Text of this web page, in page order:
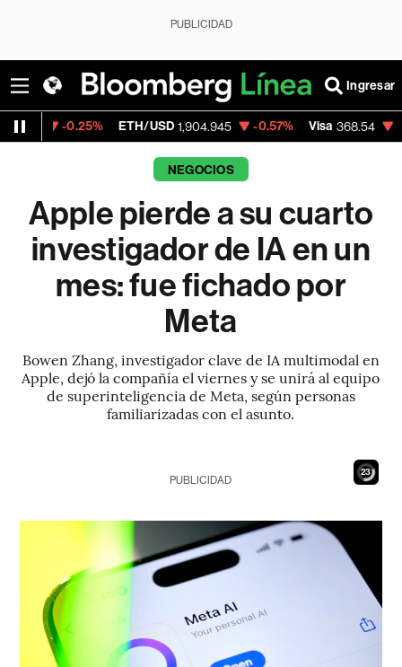
PUBLICIDAD
Ingresar
ETH/USD 1,904.945 -0.57% Visa 368.54 -0.28%
NEGOCIOS
Apple pierde a su cuarto
investigador de IA en un
mes: fue fichado por
Meta
Bowen Zhang, investigador clave de IA multimodal en
Apple, dejó la compañía el viernes y se unirá al equipo
de superinteligencia de Meta, según personas
familiarizadas con el asunto.
21
PUBLICIDAD